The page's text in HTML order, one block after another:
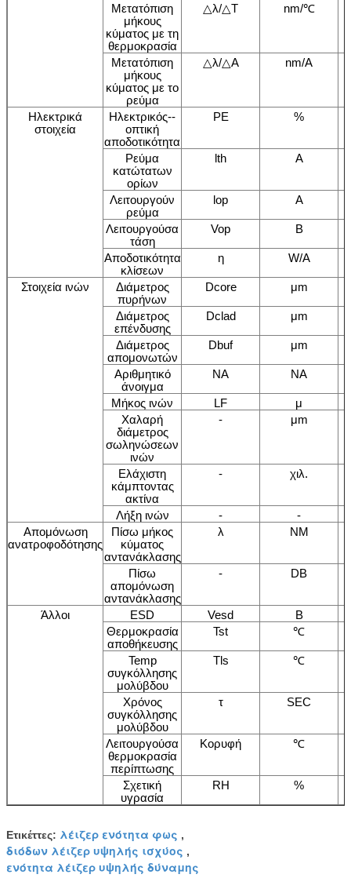
Μετατόπιση
μήκους
κύματος με τη
θερμοκρασία
△λ/△T nm/℃
Μετατόπιση
μήκους
κύματος με το
ρεύμα
△λ/△A nm/A
Ηλεκτρικά
στοιχεία
Ηλεκτρικός--
οπτική
αποδοτικότητα
PE %
Ρεύμα
κατώτατων
ορίων
lth Α
Λειτουργούν
ρεύμα
lop Α
Λειτουργούσα
τάση
Vop Β
Αποδοτικότητα
κλίσεων
η W/A
Στοιχεία ινών
Διάμετρος
πυρήνων
Dcore μm
Διάμετρος
επένδυσης
Dclad μm
Διάμετρος
απομονωτών
Dbuf μm
Αριθμητικό
άνοιγμα
NA NA
Μήκος ινών LF
μ
Χαλαρή
διάμετρος
σωληνώσεων
ινών
- μm
Ελάχιστη
κάμπτοντας
ακτίνα
- χιλ.
Λήξη ινών -
-
Απομόνωση
ανατροφοδότησης
Πίσω μήκος
κύματος
αντανάκλασης
λ NM
Πίσω
απομόνωση
αντανάκλασης
- DB
Άλλοι ESD Vesd
Β
Θερμοκρασία
αποθήκευσης
Tst ℃
Temp
συγκόλλησης
μολύβδου
Tls ℃
Χρόνος
συγκόλλησης
μολύβδου
τ SEC
Λειτουργούσα
θερμοκρασία
περίπτωσης
Κορυφή ℃
Σχετική
υγρασία
RH %
Ετικέττες: λέιζερ ενότητα φως ,
διόδων λέιζερ υψηλής ισχύος ,
ενότητα λέιζερ υψηλής δύναμης